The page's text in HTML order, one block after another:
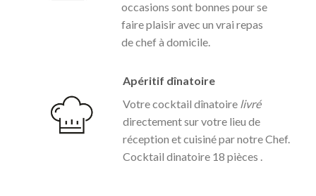
occasions sont bonnes pour se
faire plaisir avec un vrai repas
de chef à domicile.
Apéritif dînatoire
Votre cocktail dînatoire livré
directement sur votre lieu de
réception et cuisiné par notre Chef.
Cocktail dinatoire 18 pièces .